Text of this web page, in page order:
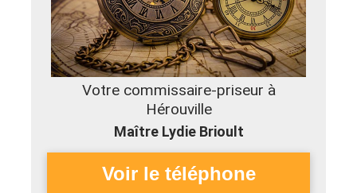
Votre commissaire-priseur à
Hérouville
Maître Lydie Brioult